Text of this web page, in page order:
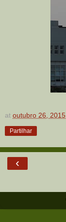
at outubro 26, 2015
Partilhar
‹